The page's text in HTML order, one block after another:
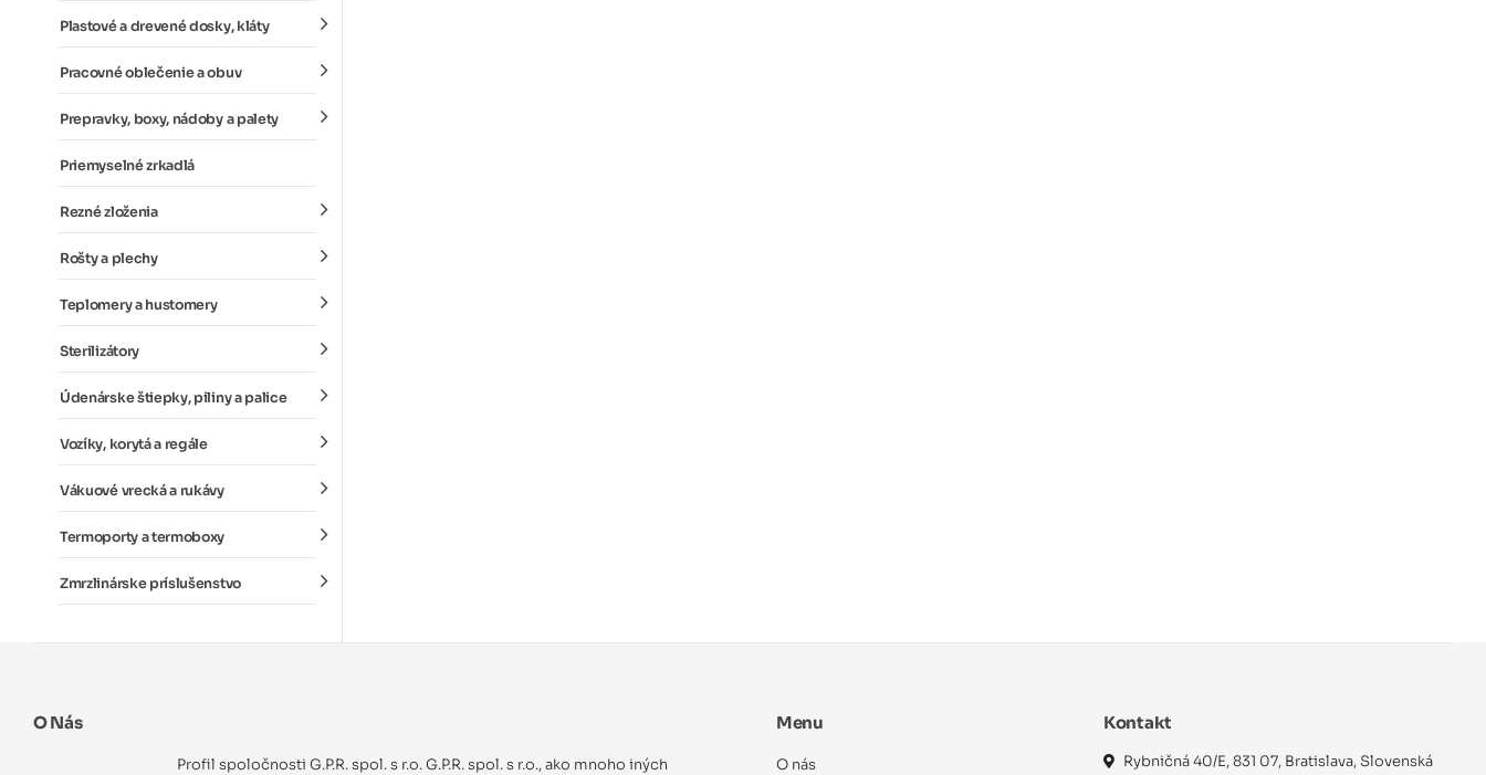
Plastové a drevené dosky, kláty
Pracovné oblečenie a obuv
Prepravky, boxy, nádoby a palety
Priemyselné zrkadlá
Rezné zloženia
Rošty a plechy
Teplomery a hustomery
Sterilizátory
Údenárske štiepky, piliny a palice
Vozíky, korytá a regále
Vákuové vrecká a rukávy
Termoporty a termoboxy
Zmrzlinárske príslušenstvo
O Nás
Profil spoločnosti G.P.R. spol. s r.o. G.P.R. spol. s r.o., ako mnoho iných
Menu
O nás
Kontakt
Rybničná 40/E, 831 07, Bratislava, Slovenská